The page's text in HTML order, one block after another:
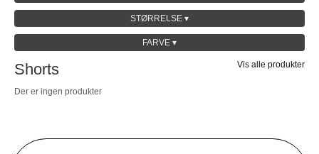
KOLLEKTION
STØRRELSE ▾
FARVE ▾
Vis alle produkter
Shorts
Der er ingen produkter